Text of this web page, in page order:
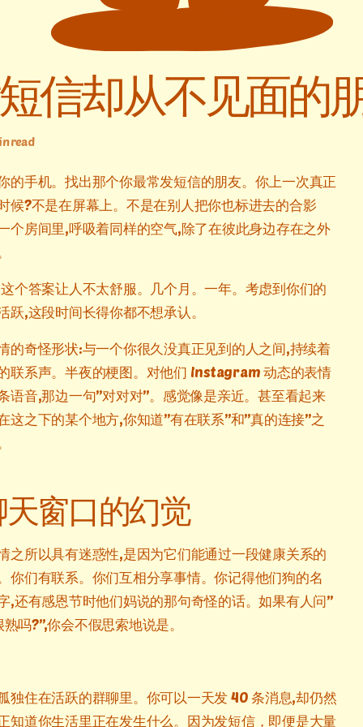
信却从不见面的
read
的手机。找出那个你最常发短信的朋友。你上一次真正
候?不是在屏幕上。不是在别人把你也标进去的合影
个房间里,呼吸着同样的空气,除了在彼此身边存在之外
个答案让人不太舒服。几个月。一年。考虑到你们的
跃,这段时间长得你都不想承认。
的奇怪形状:与一个你很久没真正见到的人之间,持续着
联系声。半夜的梗图。对他们 Instagram 动态的表情
语音,那边一句”对对对”。感觉像是亲近。甚至看起来
这之下的某个地方,你知道”有在联系”和”真的连接”之
窗口的幻觉
之所以具有迷惑性,是因为它们能通过一段健康关系的
你们有联系。你们互相分享事情。你记得他们狗的名
,还有感恩节时他们妈说的那句奇怪的话。如果有人问”
吗?”,你会不假思索地说是。
独住在活跃的群聊里。你可以一天发 40 条消息,却仍然
知道你生活里正在发生什么。因为发短信，即便是大量